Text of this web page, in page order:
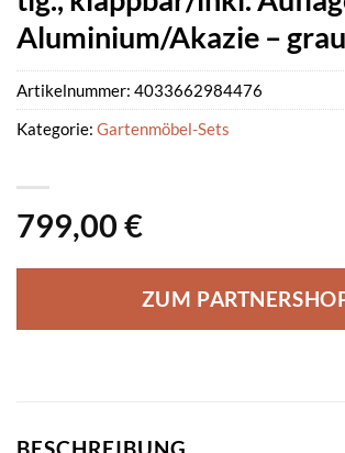
Aluminium/Akazie – grau
799,00 €
ZUM
Artikelnummer: 4033662984476
Kategorie: Gartenmöbel-Sets